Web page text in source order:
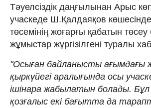
Тәуелсіздік даңғылынан Арыс
учаскеде Ш.Қалдаяқов
төсемінің жоғарғы қабатын
жұмыстар жүргізілгені туралы
"Осыған байланысты ағымдағы
қыркүйегі аралығында осы
ішінара жабылатын болады.
қозғалыс екі бағытта да